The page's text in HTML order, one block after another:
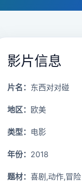
影片信息
片名： 东西对对碰
地区： 欧美
类型： 电影
年份： 2018
题材： 喜剧,动作,冒险